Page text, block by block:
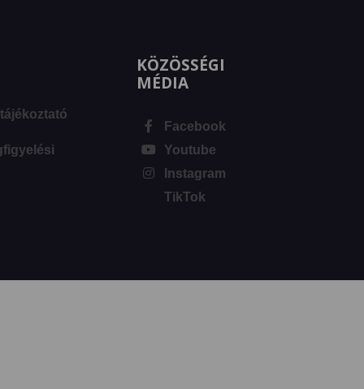
KÖZÖSSÉGI
MÉDIA
Facebook
Youtube
Instagram
TikTok